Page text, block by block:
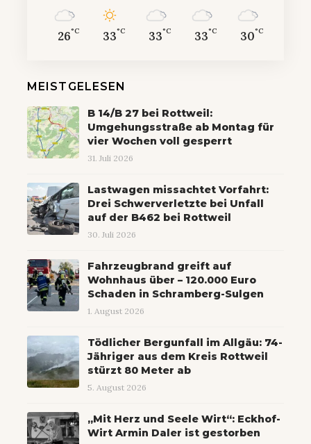
26°C 33°C 33°C 33°C 30°C
MEISTGELESEN
B 14/B 27 bei Rottweil:
Umgehungsstraße ab Montag für
vier Wochen voll gesperrt
31. Juli 2026
Lastwagen missachtet Vorfahrt:
Drei Schwerverletzte bei Unfall
auf der B462 bei Rottweil
30. Juli 2026
Fahrzeugbrand greift auf
Wohnhaus über – 120.000 Euro
Schaden in Schramberg-Sulgen
1. August 2026
Tödlicher Bergunfall im Allgäu: 74-
Jähriger aus dem Kreis Rottweil
stürzt 80 Meter ab
5. August 2026
„Mit Herz und Seele Wirt“: Eckhof-
Wirt Armin Daler ist gestorben